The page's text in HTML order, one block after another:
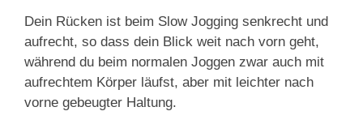
Dein Rücken ist beim Slow Jogging senkrecht und
aufrecht, so dass dein Blick weit nach vorn geht,
während du beim normalen Joggen zwar auch mit
aufrechtem Körper läufst, aber mit leichter nach
vorne gebeugter Haltung.